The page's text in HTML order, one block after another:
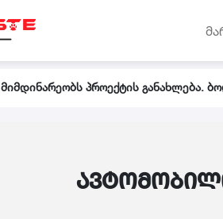
მიმდინარეობს პროექტის განახლება.